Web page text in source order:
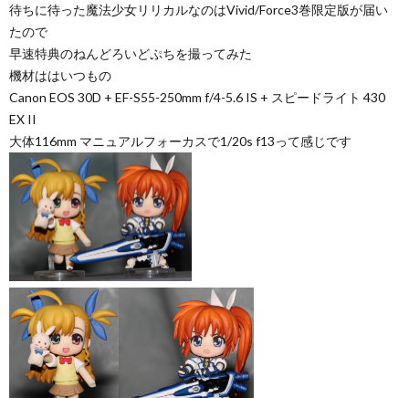
待ちに待った魔法少女リリカルなのはVivid/Force3巻限定版が届い
たので
早速特典のねんどろいどぷちを撮ってみた
機材ははいつもの
Canon EOS 30D + EF-S55-250mm f/4-5.6 IS + スピードライト 430
EX II
大体116mm マニュアルフォーカスで1/20s f13って感じです